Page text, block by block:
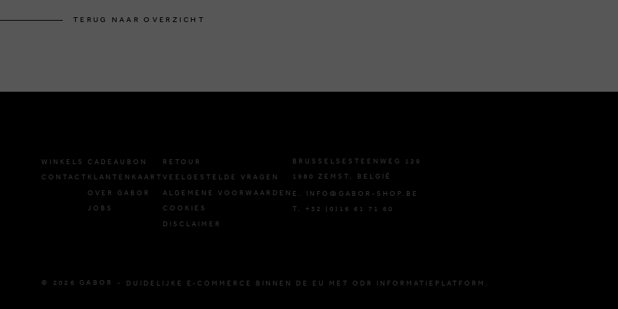
TERUG NAAR OVERZICHT
WINKELS
CONTACT
CADEAUBON
KLANTENKAART
OVER GABOR
JOBS
RETOUR
VEELGESTELDE VRAGEN
ALGEMENE VOORWAARDEN
COOKIES
DISCLAIMER
BRUSSELSESTEENWEG 129
1980 ZEMST, BELGIË
E. INFO@GABOR-SHOP.BE
T. +32 (0)16 61 71 60
© 2026 GABOR - DUIDELIJKE E-COMMERCE BINNEN DE EU MET ODR INFORMATIEPLATFORM.